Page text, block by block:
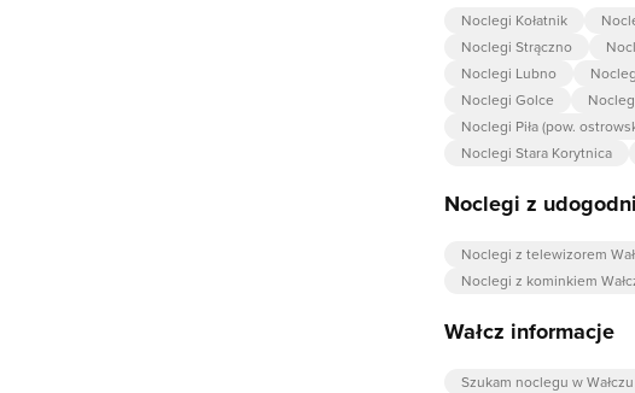
Noclegi Kołatnik
Noclegi Strączno
Noclegi Lubno
Noclegi Golce
Noclegi Piła (pow.
Noclegi Stara Korytnica
Noclegi z
Noclegi z telewizorem
Noclegi z kominkiem
Wałcz informacje
Szukam noclegu w Wałczu